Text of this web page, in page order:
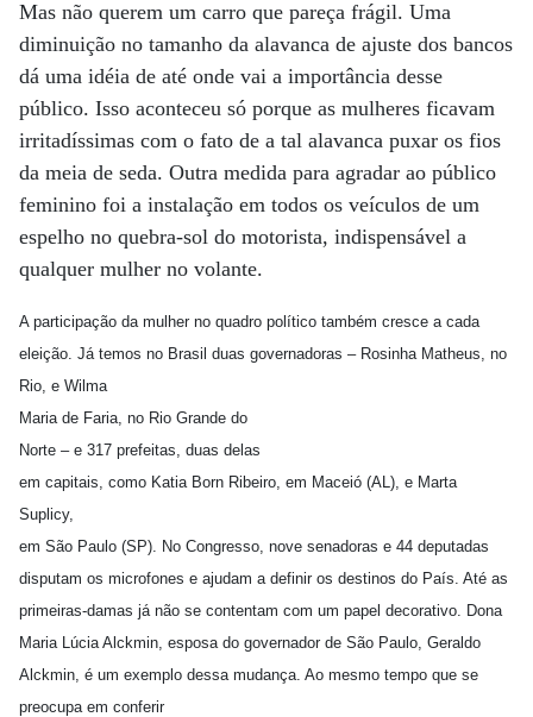
Mas não querem um carro que pareça frágil. Uma
diminuição no tamanho da alavanca de ajuste dos bancos
dá uma idéia de até onde vai a importância desse
público. Isso aconteceu só porque as mulheres ficavam
irritadíssimas com o fato de a tal alavanca puxar os fios
da meia de seda. Outra medida para agradar ao público
feminino foi a instalação em todos os veículos de um
espelho no quebra-sol do motorista, indispensável a
qualquer mulher no volante.
A participação da mulher no quadro político também cresce a cada
eleição. Já temos no Brasil duas governadoras – Rosinha Matheus, no
Rio, e Wilma
Maria de Faria, no Rio Grande do
Norte – e 317 prefeitas, duas delas
em capitais, como Katia Born Ribeiro, em Maceió (AL), e Marta
Suplicy,
em São Paulo (SP). No Congresso, nove senadoras e 44 deputadas
disputam os microfones e ajudam a definir os destinos do País. Até as
primeiras-damas já não se contentam com um papel decorativo. Dona
Maria Lúcia Alckmin, esposa do governador de São Paulo, Geraldo
Alckmin, é um exemplo dessa mudança. Ao mesmo tempo que se
preocupa em conferir